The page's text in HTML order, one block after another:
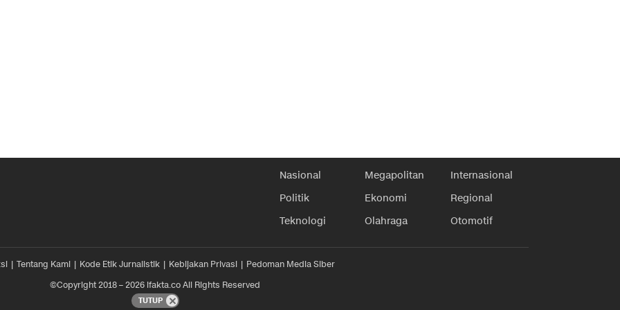
Nasional Megapolitan
Internasional
Politik
Ekonomi
Regional
Teknologi
Olahraga Otomotif
Tentang Kami Kode Etik Jurnalistik Kebijakan Privasi
Pedoman Media Siber
©Copyright 2018 – 2026 ifakta.co All Rights Reserved
TUTUP